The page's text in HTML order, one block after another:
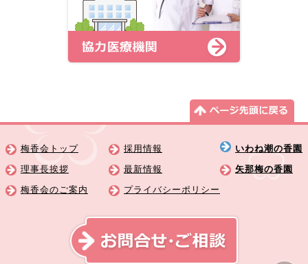
梅香会トップ
理事長挨拶
梅香会のご案内
採用情報
最新情報
プライバシーポリシー
いわね潮の香園
矢那梅の香園